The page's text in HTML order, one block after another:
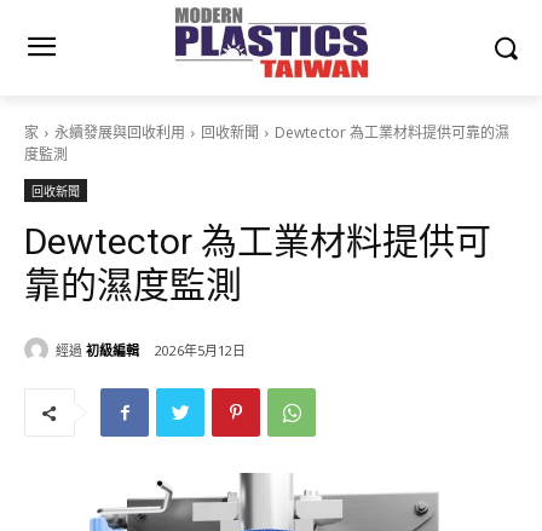
家 永續發展與回收利用 回收新聞
Dewtector 為工業材料提供可靠的濕
度監測
回收新聞
Dewtector 為工業材料提供可
靠的濕度監測
經過 初級編輯 2026年5月12日